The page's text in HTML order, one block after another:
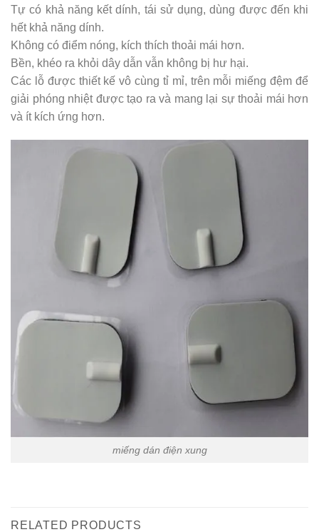
Tự có khả năng kết dính, tái sử dụng, dùng được đến khi
hết khả năng dính.
Không có điểm nóng, kích thích thoải mái hơn.
Bền, khéo ra khỏi dây dẫn vẫn không bị hư hại.
Các lỗ được thiết kế vô cùng tỉ mỉ, trên mỗi miếng đệm để
giải phóng nhiệt được tạo ra và mang lại sự thoải mái hơn
và ít kích ứng hơn.
miếng dán điện xung
RELATED PRODUCTS